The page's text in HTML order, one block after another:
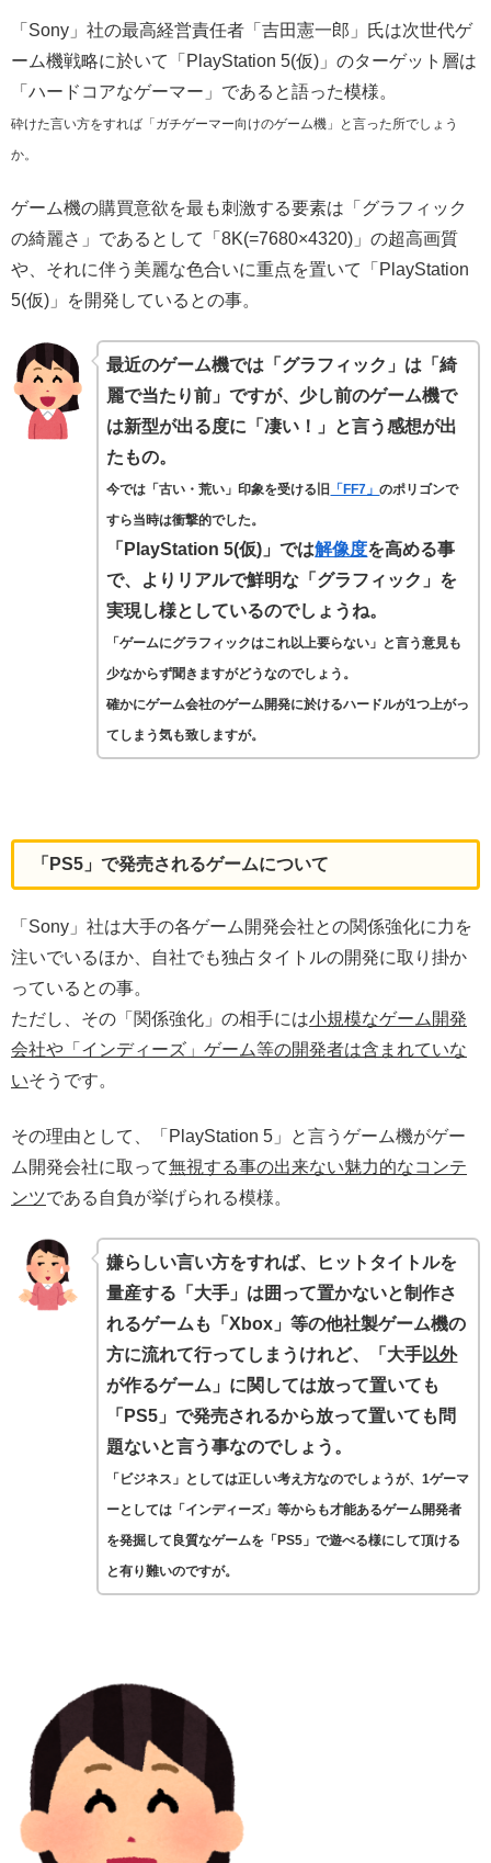
「Sony」社の最高経営責任者「吉田憲一郎」氏は次世代ゲ
ーム機戦略に於いて「PlayStation 5(仮)」のターゲット層は
「ハードコアなゲーマー」であると語った模様。
砕けた言い方をすれば「ガチゲーマー向けのゲーム機」と言った所でしょう
か。
ゲーム機の購買意欲を最も刺激する要素は「グラフィック
の綺麗さ」であるとして「8K(=7680×4320)」の超高画質
や、それに伴う美麗な色合いに重点を置いて「PlayStation
5(仮)」を開発しているとの事。
最近のゲーム機では「グラフィック」は「綺
麗で当たり前」ですが、少し前のゲーム機で
は新型が出る度に「凄い！」と言う感想が出
たもの。
今では「古い・荒い」印象を受ける旧 「FF7」のポリゴンで
すら当時は衝撃的でした。
「PlayStation 5(仮)」では解像度を高める事
で、よりリアルで鮮明な「グラフィック」を
実現し様としているのでしょうね。
「ゲームにグラフィックはこれ以上要らない」と言う意見も
少なからず聞きますがどうなのでしょう。
確かにゲーム会社のゲーム開発に於けるハードルが1つ上がっ
てしまう気も致しますが。
「PS5」で発売されるゲームについて
「Sony」社は大手の各ゲーム開発会社との関係強化に力を
注いでいるほか、自社でも独占タイトルの開発に取り掛か
っているとの事。
ただし、その「関係強化」の相手には小規模なゲーム開発
会社や「インディーズ」ゲーム等の開発者は含まれていな
いそうです。
その理由として、「PlayStation 5」と言うゲーム機がゲー
ム開発会社に取って無視する事の出来ない魅力的なコンテ
ンツである自負が挙げられる模様。
嫌らしい言い方をすれば、ヒットタイトルを
量産する「大手」は囲って置かないと制作さ
れるゲームも「Xbox」等の他社製ゲーム機の
方に流れて行ってしまうけれど、「大手以外
が作るゲーム 」 に関しては放って置いても
「PS5」で発売されるから放って置いても問
題ないと言う事なのでしょう。
「ビジネス」としては正しい考え方なのでしょうが、1ゲーマ
ーとしては「インディーズ」等からも才能あるゲーム開発者
を発掘して良質なゲームを「PS5」で遊べる様にして頂ける
と有り難いのですが。